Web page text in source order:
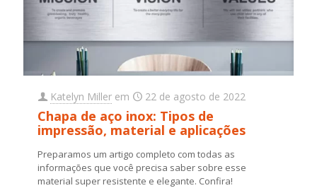
Katelyn Miller em 22 de agosto de 2022
Chapa de aço inox: Tipos de
impressão, material e aplicações
Preparamos um artigo completo com todas as
informações que você precisa saber sobre esse
material super resistente e elegante. Confira!